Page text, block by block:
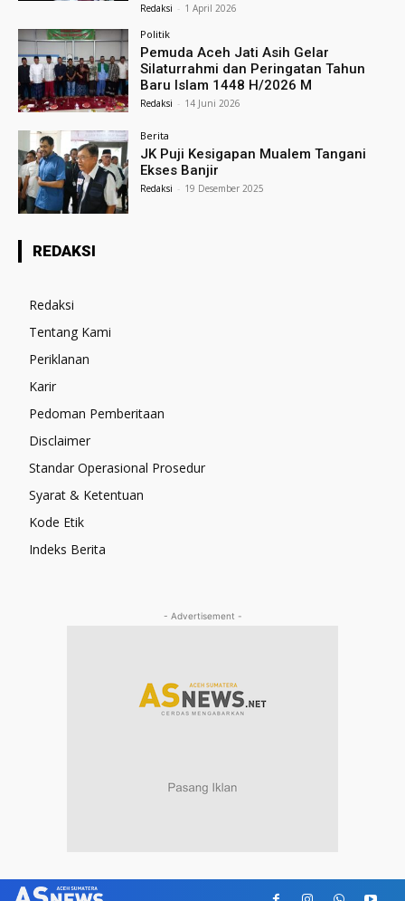
Redaksi - 1 April 2026
Politik
Pemuda Aceh Jati Asih Gelar
Silaturrahmi dan Peringatan Tahun
Baru Islam 1448 H/2026 M
Redaksi - 14 Juni 2026
Berita
JK Puji Kesigapan Mualem Tangani
Ekses Banjir
Redaksi - 19 Desember 2025
REDAKSI
Redaksi
Tentang Kami
Periklanan
Karir
Pedoman Pemberitaan
Disclaimer
Standar Operasional Prosedur
Syarat & Ketentuan
Kode Etik
Indeks Berita
- Advertisement -